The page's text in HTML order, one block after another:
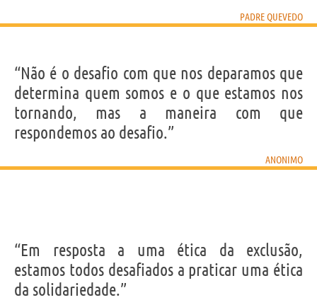
PADRE QUEVEDO
“Não é o desafio com que nos deparamos que
determina quem somos e o que estamos nos
tornando, mas a maneira com que
respondemos ao desafio.”
ANONIMO
“Em resposta a uma ética da exclusão,
estamos todos desafiados a praticar uma ética
da solidariedade.”